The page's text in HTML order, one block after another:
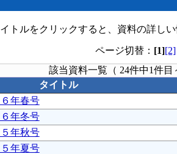
トルをクリックすると、資料の詳し
ページ切替： [1][2]
該当資料一覧（ 24件中1件目
タイトル
年春号
年冬号
年秋号
年夏号